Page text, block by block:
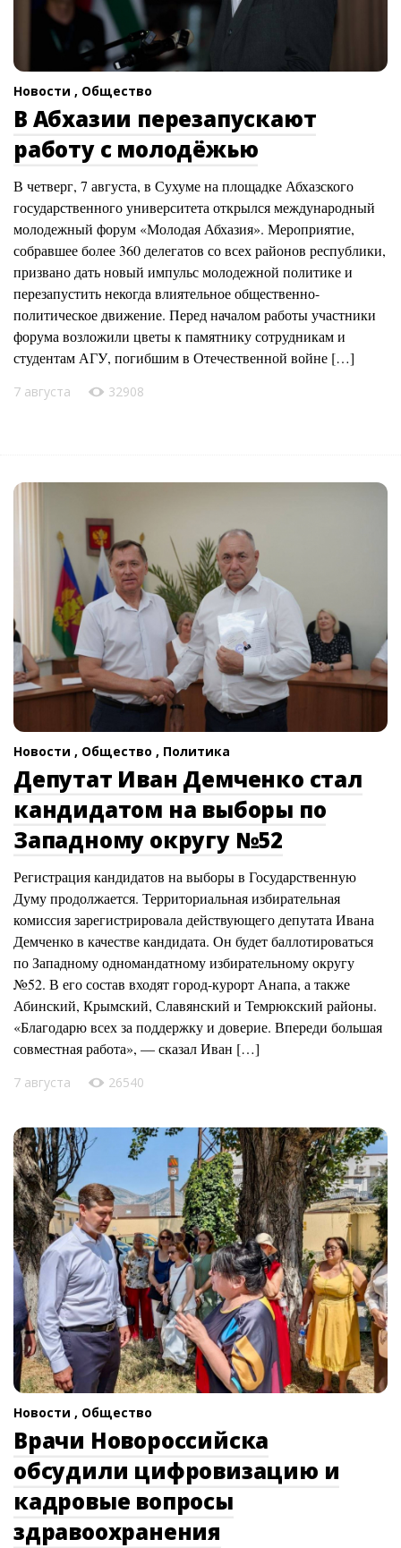
Новости , Общество
В Абхазии перезапускают
работу с молодёжью
В четверг, 7 августа, в Сухуме на площадке Абхазского
государственного университета открылся международный
молодежный форум «Молодая Абхазия». Мероприятие,
собравшее более 360 делегатов со всех районов республики,
призвано дать новый импульс молодежной политике и
перезапустить некогда влиятельное общественно-
политическое движение. Перед началом работы участники
форума возложили цветы к памятнику сотрудникам и
студентам АГУ, погибшим в Отечественной войне […]
7 августа 32908
Новости , Общество , Политика
Депутат Иван Демченко стал
кандидатом на выборы по
Западному округу №52
Регистрация кандидатов на выборы в Государственную
Думу продолжается. Территориальная избирательная
комиссия зарегистрировала действующего депутата Ивана
Демченко в качестве кандидата. Он будет баллотироваться
по Западному одномандатному избирательному округу
№52. В его состав входят город-курорт Анапа, а также
Абинский, Крымский, Славянский и Темрюкский районы.
«Благодарю всех за поддержку и доверие. Впереди большая
совместная работа», — сказал Иван […]
7 августа 26540
Новости , Общество
Врачи Новороссийска
обсудили цифровизацию и
кадровые вопросы
здравоохранения